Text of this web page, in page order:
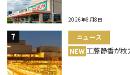
2026年8月8日
ニュース
NEW 工藤静香が枚